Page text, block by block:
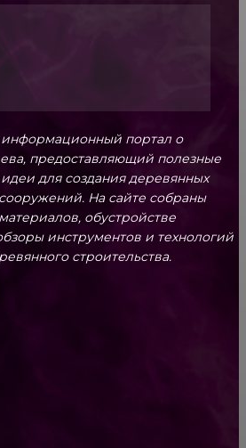
портал о
предоставляющий полезные
для создания деревянных
На сайте собраны
обустройстве
инструментов и технологий
строительства.